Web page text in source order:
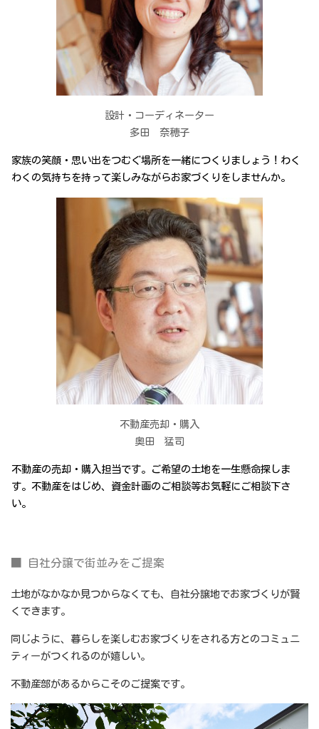
設計・コーディネーター
多田 奈穂子
家族の笑顔・思い出をつむぐ場所を一緒につくりましょう！わく
わくの気持ちを持って楽しみながらお家づくりをしませんか。
不動産売却・購入
奥田 猛司
不動産の売却・購入担当です。ご希望の土地を一生懸命探しま
す。不動産をはじめ、資金計画のご相談等お気軽にご相談下さ
い。
■ 自社分譲で街並みをご提案
土地がなかなか見つからなくても、自社分譲地でお家づくりが賢
くできます。
同じように、暮らしを楽しむお家づくりをされる方とのコミュニ
ティーがつくれるのが嬉しい。
不動産部があるからこそのご提案です。